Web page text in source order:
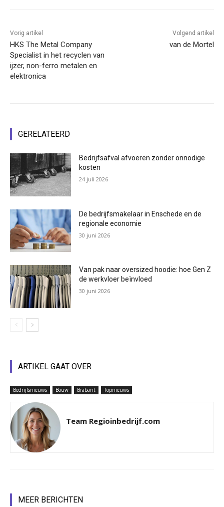
Vorig artikel
HKS The Metal Company
Specialist in het recyclen van
ijzer, non-ferro metalen en
elektronica
Volgend artikel
van de Mortel
GERELATEERD
Bedrijfsafval afvoeren zonder onnodige
kosten
24 juli 2026
De bedrijfsmakelaar in Enschede en de
regionale economie
30 juni 2026
Van pak naar oversized hoodie: hoe Gen Z
de werkvloer beïnvloed
30 juni 2026
ARTIKEL GAAT OVER
Bedrijfsnieuws Bouw Brabant Topnieuws
Team Regioinbedrijf.com
MEER BERICHTEN